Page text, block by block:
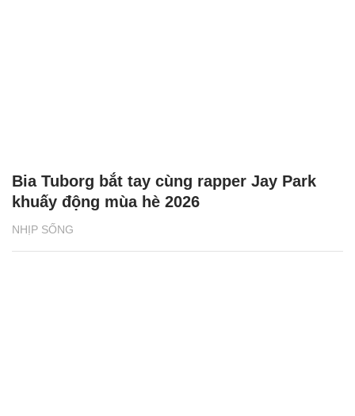
NHỊP SỐNG
Bia Tuborg bắt tay cùng rapper Jay Park
khuấy động mùa hè 2026